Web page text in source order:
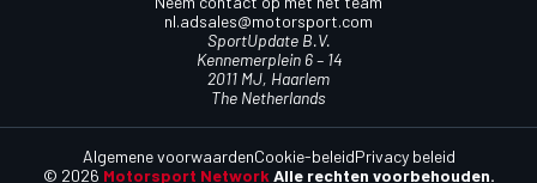
nl.adsales@motorsport.com
SportUpdate B.V.
Kennemerplein 6 – 14
2011 MJ, Haarlem
The Netherlands
© 2026 Motorsport Network Alle rechten voorbehouden.
Algemene voorwaardenCookie-beleidPrivacy beleid